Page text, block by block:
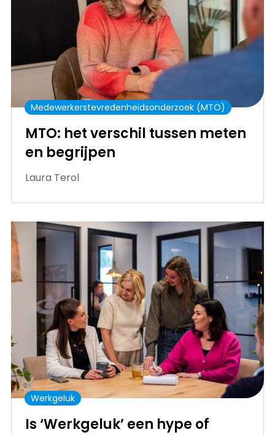
Medewerkerstevredenheidsonderzoek (MTO)
MTO: het verschil tussen meten
en begrijpen
Laura Terol
Werkgeluk
Is ‘Werkgeluk’ een hype of